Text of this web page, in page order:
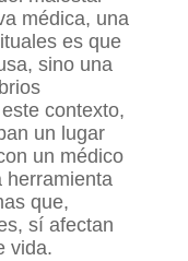
médica, una
es que
sino una
contexto,
un lugar
un médico
herramienta
que,
sí afectan
vida.